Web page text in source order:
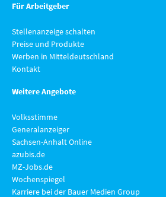
Für Arbeitgeber
Stellenanzeige schalten
Preise und Produkte
Werben in Mitteldeutschland
Kontakt
Weitere Angebote
Volksstimme
Generalanzeiger
Sachsen-Anhalt Online
azubis.de
MZ-Jobs.de
Wochenspiegel
Karriere bei der Bauer Medien Group